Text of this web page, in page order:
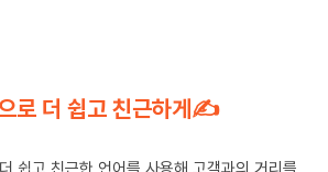
로 더 쉽고 친근하게✍️